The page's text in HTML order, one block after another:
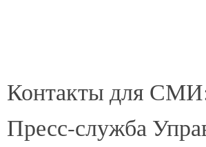
Контакты для
Пресс-служба